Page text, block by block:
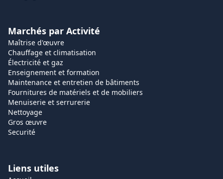
Marchés par Activité
Maîtrise d'œuvre
Chauffage et climatisation
Électricité et gaz
Enseignement et formation
Maintenance et entretien de bâtiments
Fournitures de matériels et de mobiliers
Menuiserie et serrurerie
Nettoyage
Gros œuvre
Securité
Liens utiles